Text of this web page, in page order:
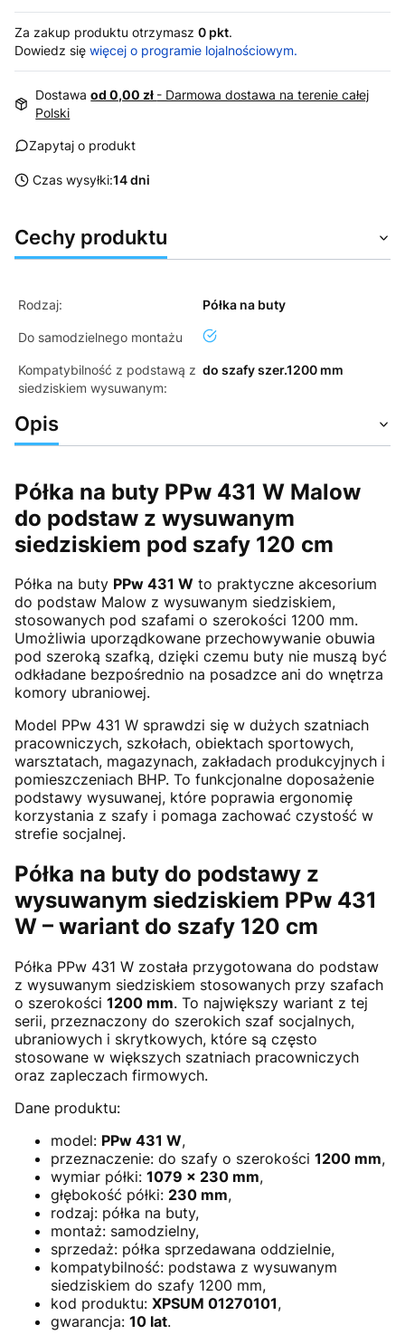
Za zakup produktu otrzymasz 0 pkt.
Dowiedz się więcej o programie lojalnościowym.
Dostawaod 0,00 zł - Darmowa dostawa na terenie całej
Polski
Zapytaj o produkt
Czas wysyłki:14 dni
Cechy produktu
Rodzaj: Półka na buty
Do samodzielnego montażu tak
Kompatybilność z podstawą z
siedziskiem wysuwanym:
do szafy szer.1200 mm
Opis
Półka na buty PPw 431 W Malow
do podstaw z wysuwanym
siedziskiem pod szafy 120 cm
Półka na buty PPw 431 W to praktyczne akcesorium
do podstaw Malow z wysuwanym siedziskiem,
stosowanych pod szafami o szerokości 1200 mm.
Umożliwia uporządkowane przechowywanie obuwia
pod szeroką szafką, dzięki czemu buty nie muszą być
odkładane bezpośrednio na posadzce ani do wnętrza
komory ubraniowej.
Model PPw 431 W sprawdzi się w dużych szatniach
pracowniczych, szkołach, obiektach sportowych,
warsztatach, magazynach, zakładach produkcyjnych i
pomieszczeniach BHP. To funkcjonalne doposażenie
podstawy wysuwanej, które poprawia ergonomię
korzystania z szafy i pomaga zachować czystość w
strefie socjalnej.
Półka na buty do podstawy z
wysuwanym siedziskiem PPw 431
W – wariant do szafy 120 cm
Półka PPw 431 W została przygotowana do podstaw
z wysuwanym siedziskiem stosowanych przy szafach
o szerokości 1200 mm. To największy wariant z tej
serii, przeznaczony do szerokich szaf socjalnych,
ubraniowych i skrytkowych, które są często
stosowane w większych szatniach pracowniczych
oraz zapleczach firmowych.
Dane produktu:
model: PPw 431 W,
przeznaczenie: do szafy o szerokości 1200 mm,
wymiar półki: 1079 × 230 mm,
głębokość półki: 230 mm,
rodzaj: półka na buty,
montaż: samodzielny,
sprzedaż: półka sprzedawana oddzielnie,
kompatybilność: podstawa z wysuwanym
siedziskiem do szafy 1200 mm,
kod produktu: XPSUM 01270101,
gwarancja: 10 lat.